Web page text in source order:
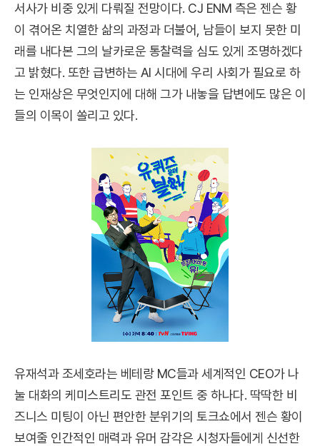
서사가 비중 있게 다뤄질 전망이다. CJ ENM 측은 젠슨 황
이 겪어온 치열한 삶의 과정과 더불어, 남들이 보지 못한 미
래를 내다본 그의 날카로운 통찰력을 심도 있게 조명하겠다
고 밝혔다. 또한 급변하는 AI 시대에 우리 사회가 필요로 하
는 인재상은 무엇인지에 대해 그가 내놓을 답변에도 많은 이
들의 이목이 쏠리고 있다.
유재석과 조세호라는 베테랑 MC들과 세계적인 CEO가 나
눌 대화의 케미스트리도 관전 포인트 중 하나다. 딱딱한 비
즈니스 미팅이 아닌 편안한 분위기의 토크쇼에서 젠슨 황이
보여줄 인간적인 매력과 유머 감각은 시청자들에게 신선한